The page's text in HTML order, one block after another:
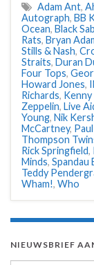
Adam Ant,
Autograph, BB
Ocean, Black
Rats, Bryan
Stills & Nash,
Straits, Duran
Four Tops,
Howard Jones,
Richards, Kenny
Zeppelin, Live
Young, Nik
McCartney,
Thompson
Rick Springfield,
Minds, Spandau
Teddy
Wham!, Who
NIEUWSBRIEF